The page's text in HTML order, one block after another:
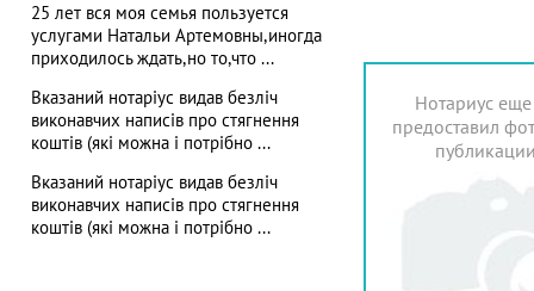
25 лет вся моя семья пользуется
услугами Натальи Артемовны,иногда
приходилось ждать,но то,что ...
Вказаний нотаріус видав безліч
виконавчих написів про стягнення
коштів (які можна і потрібно ...
Вказаний нотаріус видав безліч
виконавчих написів про стягнення
коштів (які можна і потрібно ...
Нотариус
предоставил